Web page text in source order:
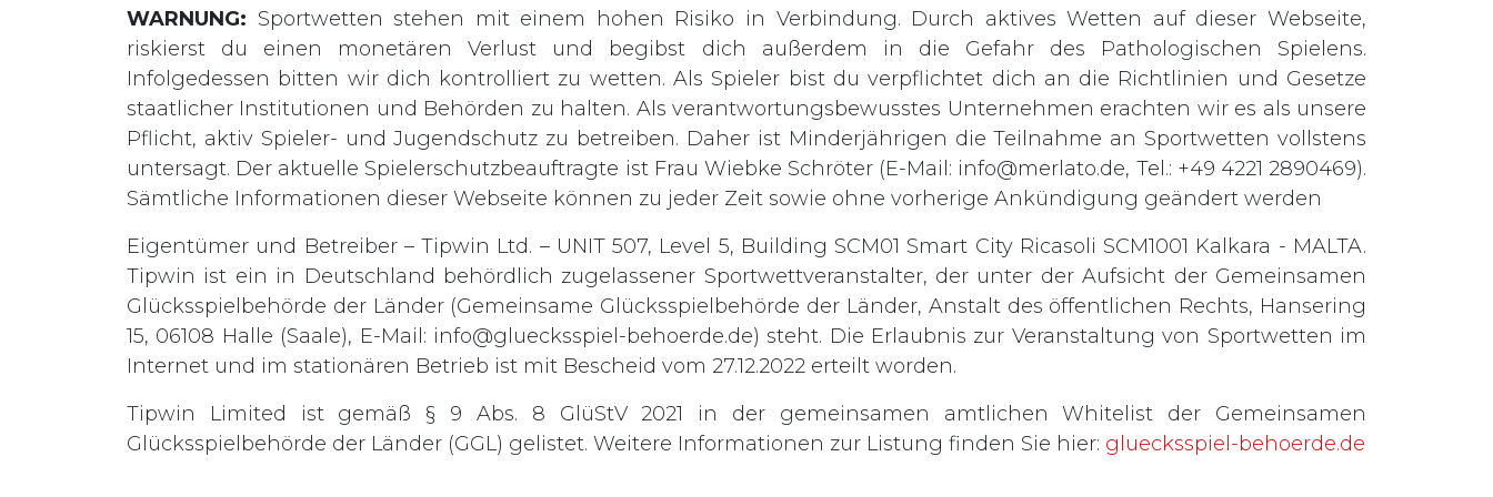
WARNUNG: Sportwetten stehen mit einem hohen Risiko in Verbindung. Durch aktives Wetten auf dieser Webseite,
riskierst du einen monetären Verlust und begibst dich außerdem in die Gefahr des Pathologischen Spielens.
Infolgedessen bitten wir dich kontrolliert zu wetten. Als Spieler bist du verpflichtet dich an die Richtlinien und Gesetze
staatlicher Institutionen und Behörden zu halten. Als verantwortungsbewusstes Unternehmen erachten wir es als unsere
Pflicht, aktiv Spieler- und Jugendschutz zu betreiben. Daher ist Minderjährigen die Teilnahme an Sportwetten vollstens
untersagt. Der aktuelle Spielerschutzbeauftragte ist Frau Wiebke Schröter (E-Mail: info@merlato.de, Tel.: +49 4221 2890469).
Sämtliche Informationen dieser Webseite können zu jeder Zeit sowie ohne vorherige Ankündigung geändert werden
Eigentümer und Betreiber – Tipwin Ltd. – UNIT 507, Level 5, Building SCM01 Smart City Ricasoli SCM1001 Kalkara - MALTA.
Tipwin ist ein in Deutschland behördlich zugelassener Sportwettveranstalter, der unter der Aufsicht der Gemeinsamen
Glücksspielbehörde der Länder (Gemeinsame Glücksspielbehörde der Länder, Anstalt des öffentlichen Rechts, Hansering
15, 06108 Halle (Saale), E-Mail: info@gluecksspiel-behoerde.de) steht. Die Erlaubnis zur Veranstaltung von Sportwetten im
Internet und im stationären Betrieb ist mit Bescheid vom 27.12.2022 erteilt worden.
Tipwin Limited ist gemäß § 9 Abs. 8 GlüStV 2021 in der gemeinsamen amtlichen Whitelist der Gemeinsamen
Glücksspielbehörde der Länder (GGL) gelistet. Weitere Informationen zur Listung finden Sie hier: gluecksspiel-behoerde.de